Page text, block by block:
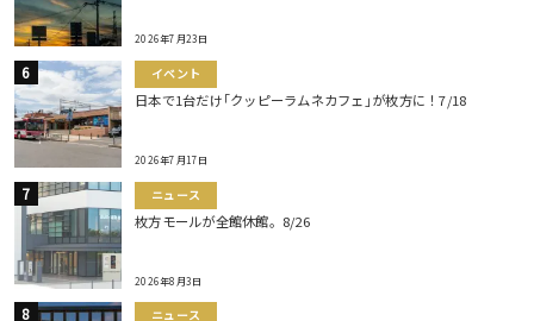
2026年7月23日
イベント
日本で1台だけ｢クッピーラムネカフェ｣が枚方に！7/18
2026年7月17日
ニュース
枚方モールが全館休館。8/26
2026年8月3日
ニュース